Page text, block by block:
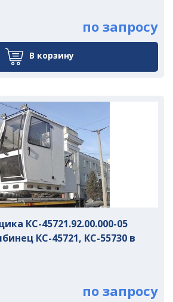
по запросу
В корзину
КС-45721.92.00.000-05
КС-45721, КС-55730 в
по запросу